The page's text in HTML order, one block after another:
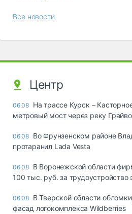
Все новости
Центр
06.08 На трассе Курск –
метровый мост через реку
06.08 Во Фрунзенском районе
протаранил Lada Vesta
06.08 В Воронежской области
100 тыс. руб. за
06.08 В Тверской области
фасад логокомплекса Wildberries